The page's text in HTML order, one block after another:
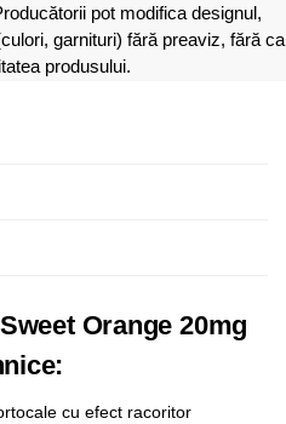
pot modifica designul,
garnituri) fără preaviz, fără ca
produsului.
Orange 20mg
cu efect racoritor